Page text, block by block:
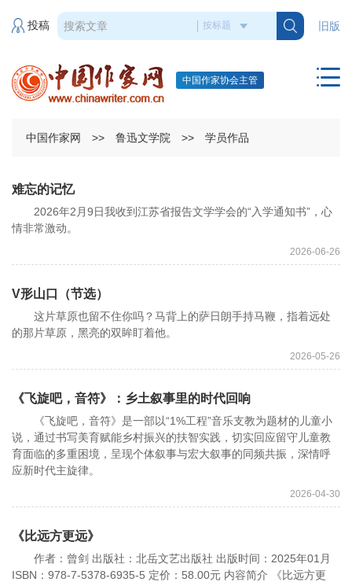
旧版
投稿
中国作家协会主管
中国作家网 >> 鲁迅文学院 >> 学员作品
难忘的记忆
2026年2月9日我收到江苏省报告文学学会的“入学通知书”，心
情非常激动。
2026-06-26
V形山口（节选）
这片草原也留不住你吗？马背上的萨日朗手持马鞭，指着远处
的那片草原，黑亮的双眸盯着他。
2026-05-26
《飞旋吧，音符》：乡土叙事里的时代回响
《飞旋吧，音符》是一部以“1%工程”音乐支教为题材的儿童小
说，通过书写美育赋能乡村振兴的扶智实践，切实回应留守儿童教
育面临的多重困境，呈现个体叙事与宏大叙事的同频共振，深情呼
应新时代主旋律。
2026-04-30
《比远方更远》
作者：曾剑 出版社：北岳文艺出版社 出版时间：2025年01月
ISBN：978-7-5378-6935-5 定价：58.00元 内容简介 《比远方更